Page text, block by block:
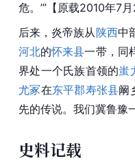
危。’”【原载2010年7
后来，炎帝族从陕西中
河北的怀来县一带，同
界处一个氏族首领的蚩
尤冢在东平郡寿张县阚
先的传说。我们冀鲁豫
史料记载